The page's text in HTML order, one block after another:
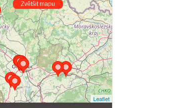
Leaflet
Zvětšit mapu